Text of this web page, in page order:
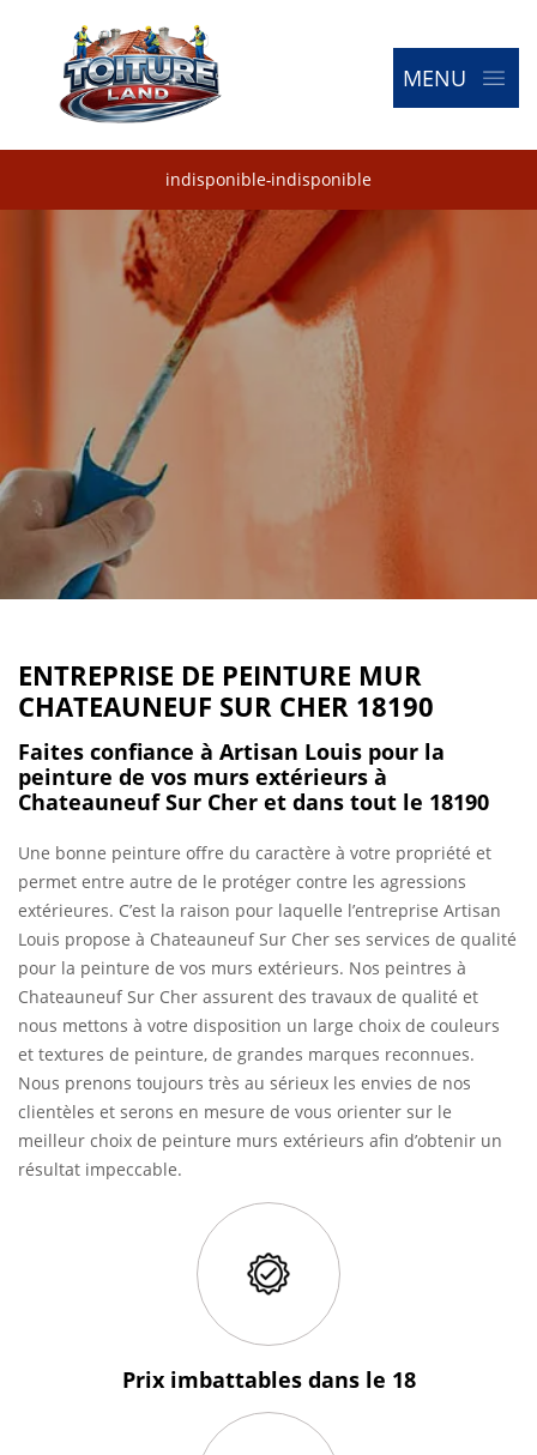
MENU
indisponible-indisponible
ENTREPRISE DE PEINTURE MUR
CHATEAUNEUF SUR CHER 18190
Faites confiance à Artisan Louis pour la
peinture de vos murs extérieurs à
Chateauneuf Sur Cher et dans tout le 18190
Une bonne peinture offre du caractère à votre propriété et
permet entre autre de le protéger contre les agressions
extérieures. C’est la raison pour laquelle l’entreprise Artisan
Louis propose à Chateauneuf Sur Cher ses services de qualité
pour la peinture de vos murs extérieurs. Nos peintres à
Chateauneuf Sur Cher assurent des travaux de qualité et
nous mettons à votre disposition un large choix de couleurs
et textures de peinture, de grandes marques reconnues.
Nous prenons toujours très au sérieux les envies de nos
clientèles et serons en mesure de vous orienter sur le
meilleur choix de peinture murs extérieurs afin d’obtenir un
résultat impeccable.
Prix imbattables dans le 18